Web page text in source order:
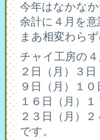
今年はなかなか
余計に４月を意
まあ相変わら
チャイ工房の４
２日（月）３日
９日（月）１０
１６日（月）１
２３日（月）２
です。